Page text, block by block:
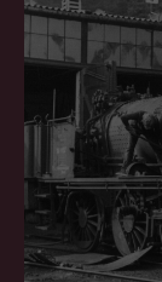
Name
Anbieter
Laufzeit
Zweck